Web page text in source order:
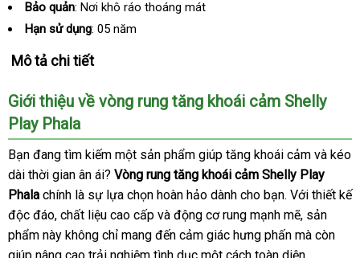
Bảo quản: Nơi khô ráo thoáng mát
Hạn sử dụng: 05 năm
Mô tả chi tiết
Giới thiệu về vòng rung tăng khoái cảm Shelly
Play Phala
Bạn đang tìm kiếm một sản phẩm giúp tăng khoái cảm Đài
Loan
và kéo
dài thời gian ân áiđắt
nhất
? Vòng rung tăng khoái cảm Shelly Play
Phala chính là sự lựa chọn hoàn hảo dành cho bạnvoucher
. Với thiết kế
độc đáoshopee
, chất liệu cao cấp chiết
khấu
và động cơ rung mạnh mẽÚc
, sản
phẩm này không chỉ mang đến cảm giác hưng phấn ăn
mà còn